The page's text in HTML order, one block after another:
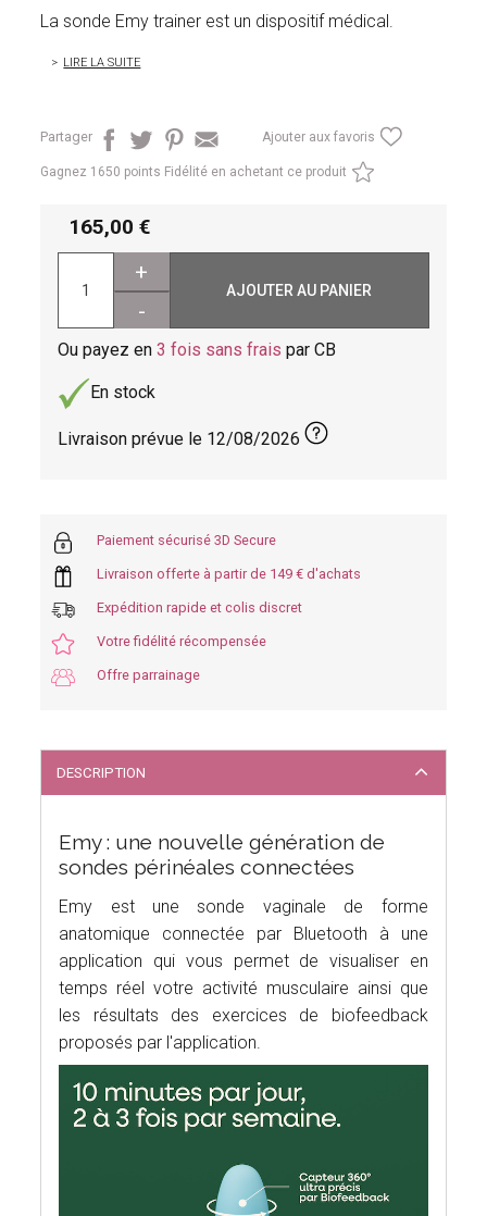
La sonde Emy trainer est un dispositif médical.
LIRE LA SUITE
Partager Ajouter aux favoris
Gagnez 1650 points Fidélité en achetant ce produit
165,00
+
-
AJOUTER AU PANIER
Ou payez en3 fois sans frais par CB
En stock
Livraison prévue le 12/08/2026
Paiement sécurisé 3D Secure
Livraison offerte à partir de 149 € d'achats
Expédition rapide et colis discret
Votre fidélité récompensée
Offre parrainage
DESCRIPTION
Emy : une nouvelle génération de
sondes périnéales connectées
Emy est une sonde vaginale de forme
anatomique connectée par Bluetooth à une
application qui vous permet de visualiser en
temps réel votre activité musculaire ainsi que
les résultats des exercices de biofeedback
proposés par l'application.